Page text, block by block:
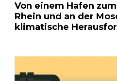
Von einem Hafen
Rhein und an der
klimatische